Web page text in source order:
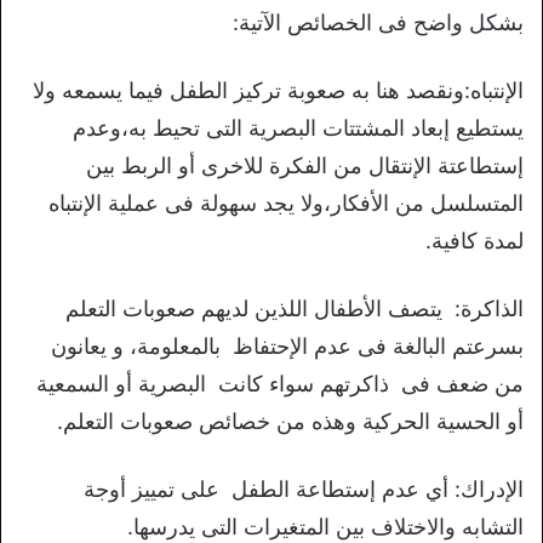
بشكل واضح فى الخصائص الآتية:
الإنتباه:ونقصد هنا به صعوبة تركيز الطفل فيما يسمعه ولا
يستطيع إبعاد المشتتات البصرية التى تحيط به،وعدم
إستطاعتة الإنتقال من الفكرة للاخرى أو الربط بين
المتسلسل من الأفكار،ولا يجد سهولة فى عملية الإنتباه
لمدة كافية.
الذاكرة: يتصف الأطفال اللذين لديهم صعوبات التعلم
بسرعتم البالغة فى عدم الإحتفاظ بالمعلومة، و يعانون
من ضعف فى ذاكرتهم سواء كانت البصرية أو السمعية
أو الحسية الحركية وهذه من خصائص صعوبات التعلم.
الإدراك: أي عدم إستطاعة الطفل على تمييز أوجة
التشابه والاختلاف بين المتغيرات التى يدرسها.